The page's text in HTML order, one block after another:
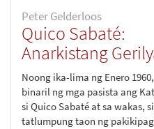
Peter Gelderloos
Quico Sabaté:
Anarkistang
Noong ika-lima ng Enero 1960,
binaril ng mga pasista ang
si Quico Sabaté at sa wakas,
tatlumpung taon ng